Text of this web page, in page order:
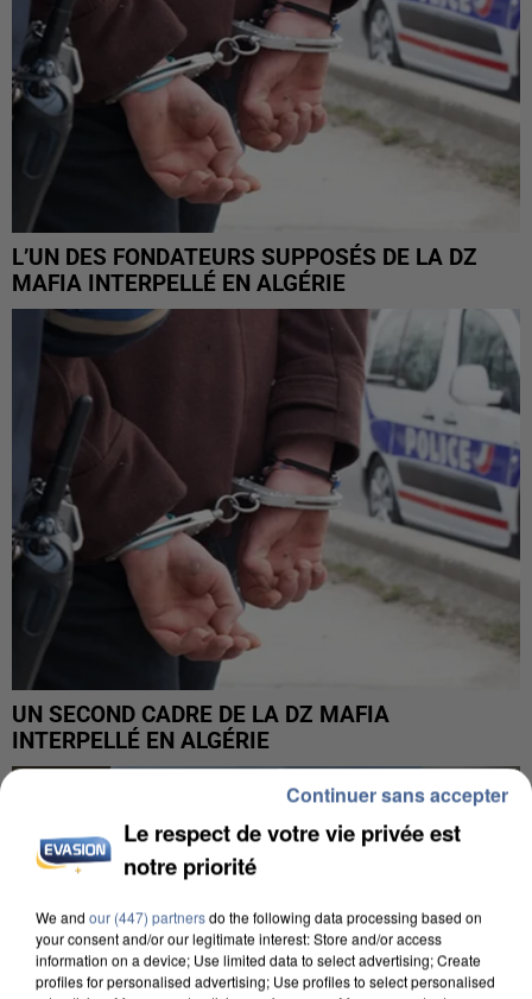
L’UN DES FONDATEURS SUPPOSÉS DE LA DZ
MAFIA INTERPELLÉ EN ALGÉRIE
UN SECOND CADRE DE LA DZ MAFIA
INTERPELLÉ EN ALGÉRIE
Le respect de votre vie privée est
notre priorité
We and our (447) partnersdo the following data processing based on
your consent and/or our legitimate interest: Store and/or access
information on a device; Use limited data to select advertising; Create
profiles for personalised advertising; Use profiles to select personalised
Continuer sans accepter